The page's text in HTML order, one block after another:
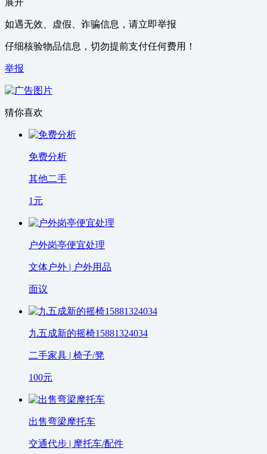
如遇无效、虚假、诈骗信息，请立即举报
仔细核验物品信息，切勿提前支付任何费用！
举报
猜你喜欢
免费分析
其他二手
1 元
户外岗亭便宜处理
文体户外 | 户外用品
面议
九五成新的摇椅15881324034
二手家具 | 椅子/凳
100元
出售弯梁摩托车
交通代步 | 摩托车/配件